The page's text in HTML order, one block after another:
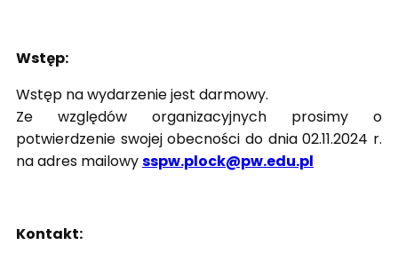
Wstęp:
Wstęp na wydarzenie jest darmowy.
Ze względów organizacyjnych prosimy o
potwierdzenie swojej obecności do dnia 02.11.2024 r.
na adres mailowysspw.plock@pw.edu.pl
Kontakt: